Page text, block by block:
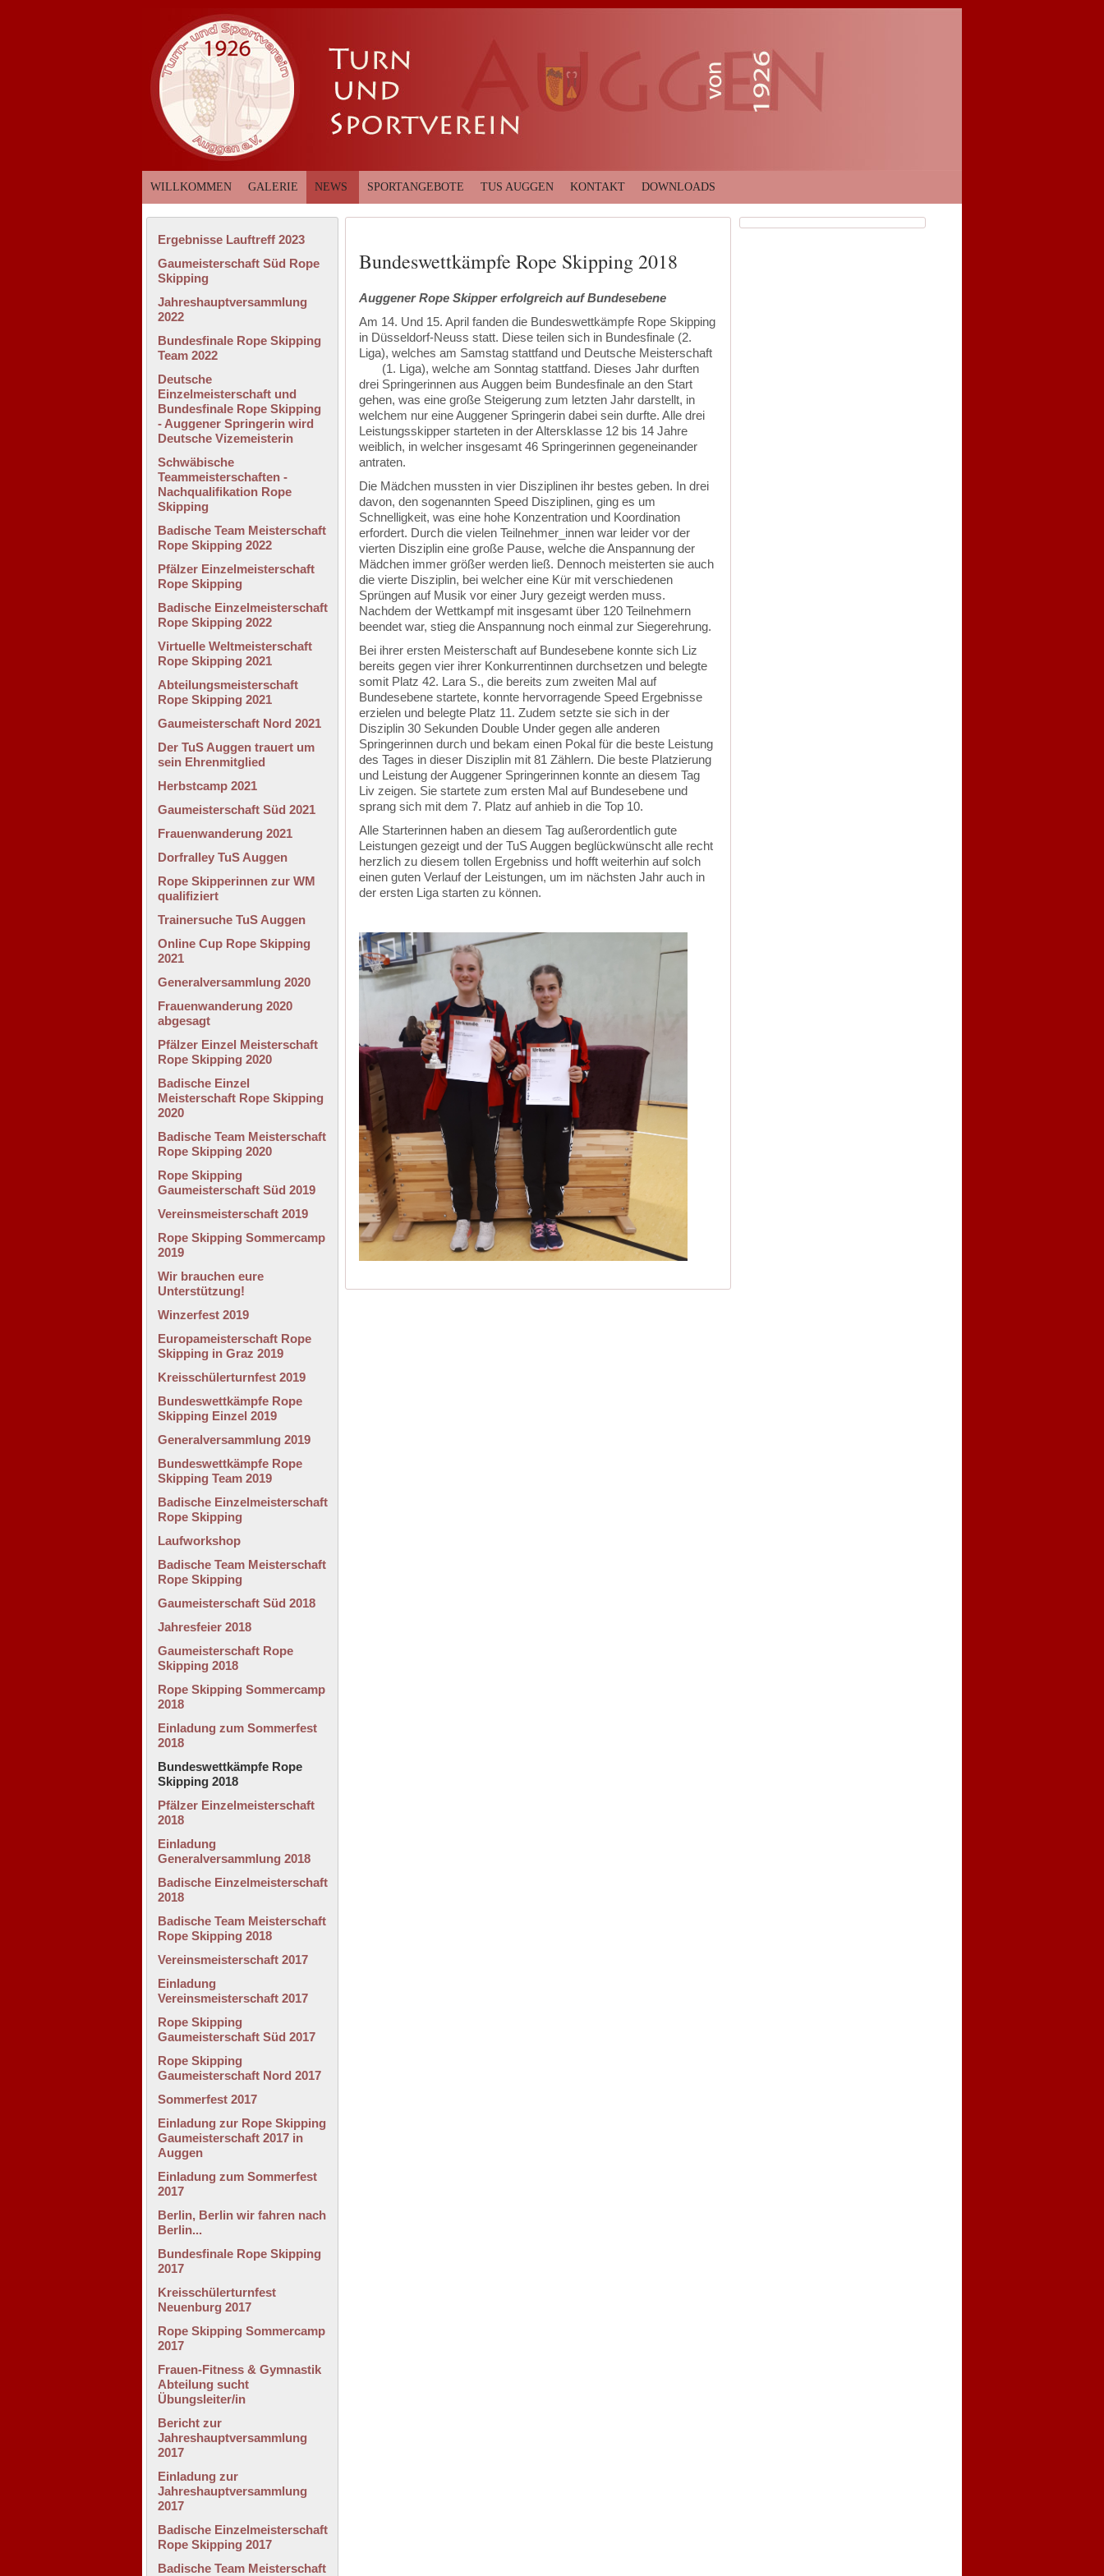
WILLKOMMEN GALERIE NEWS SPORTANGEBOTE TUS AUGGEN KONTAKT DOWNLOADS
Ergebnisse Lauftreff 2023
Gaumeisterschaft Süd Rope
Skipping
Jahreshauptversammlung
2022
Bundesfinale Rope Skipping
Team 2022
Deutsche
Einzelmeisterschaft und
Bundesfinale Rope Skipping
- Auggener Springerin wird
Deutsche Vizemeisterin
Schwäbische
Teammeisterschaften -
Nachqualifikation Rope
Skipping
Badische Team Meisterschaft
Rope Skipping 2022
Pfälzer Einzelmeisterschaft
Rope Skipping
Badische Einzelmeisterschaft
Rope Skipping 2022
Virtuelle Weltmeisterschaft
Rope Skipping 2021
Abteilungsmeisterschaft
Rope Skipping 2021
Gaumeisterschaft Nord 2021
Der TuS Auggen trauert um
sein Ehrenmitglied
Herbstcamp 2021
Gaumeisterschaft Süd 2021
Frauenwanderung 2021
Dorfralley TuS Auggen
Rope Skipperinnen zur WM
qualifiziert
Trainersuche TuS Auggen
Online Cup Rope Skipping
2021
Generalversammlung 2020
Frauenwanderung 2020
abgesagt
Pfälzer Einzel Meisterschaft
Rope Skipping 2020
Badische Einzel
Meisterschaft Rope Skipping
2020
Badische Team Meisterschaft
Rope Skipping 2020
Rope Skipping
Gaumeisterschaft Süd 2019
Vereinsmeisterschaft 2019
Rope Skipping Sommercamp
2019
Wir brauchen eure
Unterstützung!
Winzerfest 2019
Europameisterschaft Rope
Skipping in Graz 2019
Kreisschülerturnfest 2019
Bundeswettkämpfe Rope
Skipping Einzel 2019
Generalversammlung 2019
Bundeswettkämpfe Rope
Skipping Team 2019
Badische Einzelmeisterschaft
Rope Skipping
Laufworkshop
Badische Team Meisterschaft
Rope Skipping
Gaumeisterschaft Süd 2018
Jahresfeier 2018
Gaumeisterschaft Rope
Skipping 2018
Rope Skipping Sommercamp
2018
Einladung zum Sommerfest
2018
Bundeswettkämpfe Rope
Skipping 2018
Pfälzer Einzelmeisterschaft
2018
Einladung
Generalversammlung 2018
Badische Einzelmeisterschaft
2018
Badische Team Meisterschaft
Rope Skipping 2018
Vereinsmeisterschaft 2017
Einladung
Vereinsmeisterschaft 2017
Rope Skipping
Gaumeisterschaft Süd 2017
Rope Skipping
Gaumeisterschaft Nord 2017
Sommerfest 2017
Einladung zur Rope Skipping
Gaumeisterschaft 2017 in
Auggen
Einladung zum Sommerfest
2017
Berlin, Berlin wir fahren nach
Berlin...
Bundesfinale Rope Skipping
2017
Kreisschülerturnfest
Neuenburg 2017
Rope Skipping Sommercamp
2017
Frauen-Fitness & Gymnastik
Abteilung sucht
Übungsleiter/in
Bericht zur
Jahreshauptversammlung
2017
Einladung zur
Jahreshauptversammlung
2017
Badische Einzelmeisterschaft
Rope Skipping 2017
Badische Team Meisterschaft
Bundeswettkämpfe Rope Skipping 2018
Auggener Rope Skipper erfolgreich auf Bundesebene
Am 14. Und 15. April fanden die Bundeswettkämpfe Rope Skipping
in Düsseldorf-Neuss statt. Diese teilen sich in Bundesfinale (2.
Liga), welches am Samstag stattfand und Deutsche Meisterschaft
(1. Liga), welche am Sonntag stattfand. Dieses Jahr durften
drei Springerinnen aus Auggen beim Bundesfinale an den Start
gehen, was eine große Steigerung zum letzten Jahr darstellt, in
welchem nur eine Auggener Springerin dabei sein durfte. Alle drei
Leistungsskipper starteten in der Altersklasse 12 bis 14 Jahre
weiblich, in welcher insgesamt 46 Springerinnen gegeneinander
antraten.
Die Mädchen mussten in vier Disziplinen ihr bestes geben. In drei
davon, den sogenannten Speed Disziplinen, ging es um
Schnelligkeit, was eine hohe Konzentration und Koordination
erfordert. Durch die vielen Teilnehmer_innen war leider vor der
vierten Disziplin eine große Pause, welche die Anspannung der
Mädchen immer größer werden ließ. Dennoch meisterten sie auch
die vierte Disziplin, bei welcher eine Kür mit verschiedenen
Sprüngen auf Musik vor einer Jury gezeigt werden muss.
Nachdem der Wettkampf mit insgesamt über 120 Teilnehmern
beendet war, stieg die Anspannung noch einmal zur Siegerehrung.
Bei ihrer ersten Meisterschaft auf Bundesebene konnte sich Liz
bereits gegen vier ihrer Konkurrentinnen durchsetzen und belegte
somit Platz 42. Lara S., die bereits zum zweiten Mal auf
Bundesebene startete, konnte hervorragende Speed Ergebnisse
erzielen und belegte Platz 11. Zudem setzte sie sich in der
Disziplin 30 Sekunden Double Under gegen alle anderen
Springerinnen durch und bekam einen Pokal für die beste Leistung
des Tages in dieser Disziplin mit 81 Zählern. Die beste Platzierung
und Leistung der Auggener Springerinnen konnte an diesem Tag
Liv zeigen. Sie startete zum ersten Mal auf Bundesebene und
sprang sich mit dem 7. Platz auf anhieb in die Top 10.
Alle Starterinnen haben an diesem Tag außerordentlich gute
Leistungen gezeigt und der TuS Auggen beglückwünscht alle recht
herzlich zu diesem tollen Ergebniss und hofft weiterhin auf solch
einen guten Verlauf der Leistungen, um im nächsten Jahr auch in
der ersten Liga starten zu können.